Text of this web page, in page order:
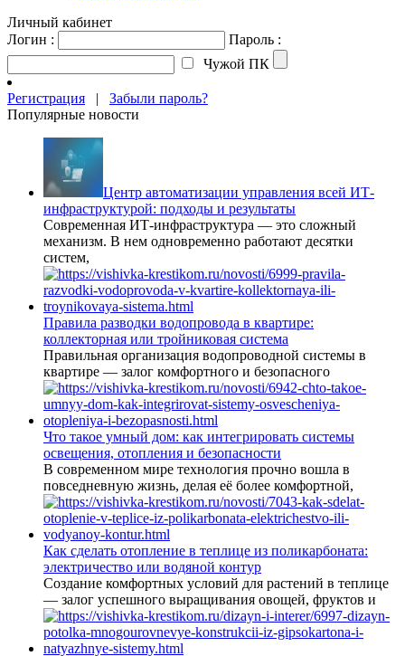
Личный кабинет
Логин :
Пароль :
Чужой ПК
Регистрация | Забыли пароль?
Популярные новости
Центр автоматизации управления всей ИТ-
инфраструктурой: подходы и результаты
Современная ИТ-инфраструктура — это сложный
механизм. В нем одновременно работают десятки
систем,
Правила разводки водопровода в квартире:
коллекторная или тройниковая система
Правильная организация водопроводной системы в
квартире — залог комфортного и безопасного
Что такое умный дом: как интегрировать системы
освещения, отопления и безопасности
В современном мире технология прочно вошла в
повседневную жизнь, делая её более комфортной,
Как сделать отопление в теплице из поликарбоната:
электричество или водяной контур
Создание комфортных условий для растений в теплице
— залог успешного выращивания овощей, фруктов и